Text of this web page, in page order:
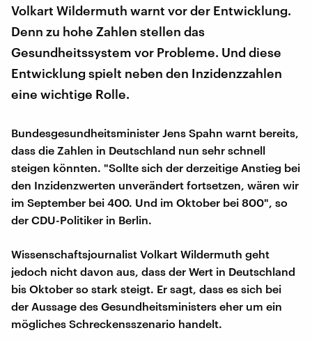
Volkart Wildermuth warnt vor der Entwicklung.
Denn zu hohe Zahlen stellen das
Gesundheitssystem vor Probleme. Und diese
Entwicklung spielt neben den Inzidenzzahlen
eine wichtige Rolle.
Bundesgesundheitsminister Jens Spahn warnt bereits,
dass die Zahlen in Deutschland nun sehr schnell
steigen könnten. "Sollte sich der derzeitige Anstieg bei
den Inzidenzwerten unverändert fortsetzen, wären wir
im September bei 400. Und im Oktober bei 800", so
der CDU-Politiker in Berlin.
Wissenschaftsjournalist Volkart Wildermuth geht
jedoch nicht davon aus, dass der Wert in Deutschland
bis Oktober so stark steigt. Er sagt, dass es sich bei
der Aussage des Gesundheitsministers eher um ein
mögliches Schreckensszenario handelt.